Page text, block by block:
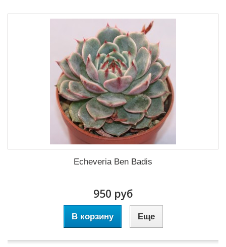
Echeveria Ben Badis
950 руб
В корзину Еще